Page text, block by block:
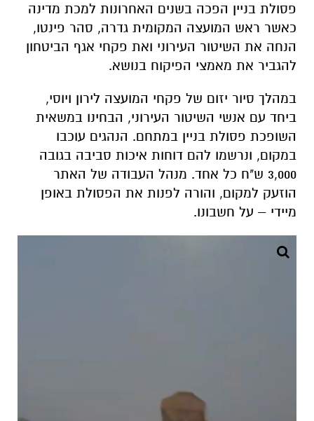
פסולת בניין הפכה בשנים האחרונות למכת מדינה
כאשר ראש המועצה המקומית גדרה, סהר פינטו,
הנחה את השיטור העירוני ואת פקחי אגף הביטחון
להגביר את מאמצי הפיקוח בנושא.
במהלך סיור יזום של פקחי המועצה לירון ויוסי,
ביחד עם אנשי השיטור העירוני, הבחינו במשאית
השופכת פסולת בניין במתחם. הנהגים עוכבו
במקום, ונרשמו להם דוחות איכות סביבה בגובה
3,000 ש"ח כל אחד. מנהל העבודה של האתר
הוזעק למקום, והורה לפנות את הפסולת באופן
מיידי – על חשבונו.